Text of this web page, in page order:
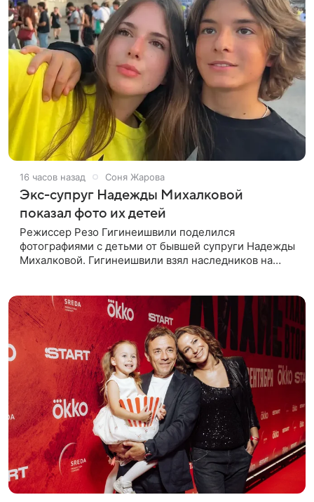
16 часов назад Соня Жарова
Экс-супруг Надежды Михалковой
показал фото их детей
Режиссер Резо Гигинеишвили поделился
фотографиями с детьми от бывшей супруги Надежды
Михалковой. Гигинеишвили взял наследников на